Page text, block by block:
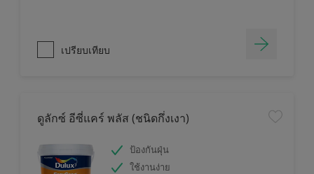
เปรียบเทียบ
ดูลักซ์ อีซี่แคร์ พลัส (ชนิดกึ่งเงา)
ป้องกันฝุ่น
ใช้งานง่าย